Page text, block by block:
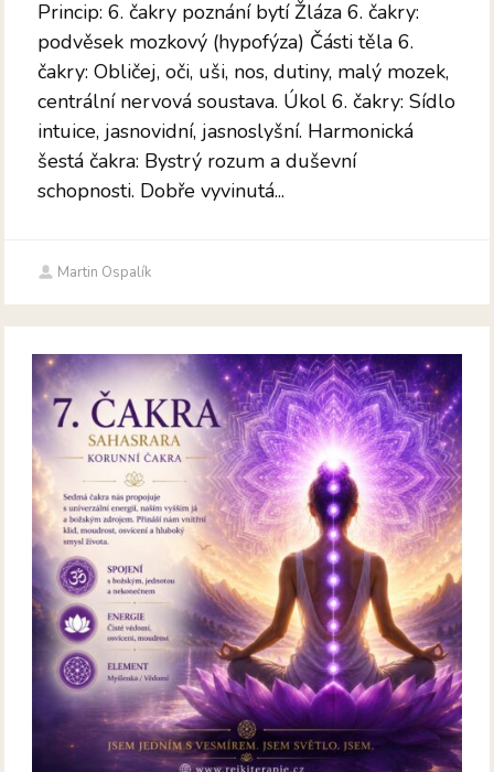
Princip: 6. čakry poznání bytí Žláza 6. čakry:
podvěsek mozkový (hypofýza) Části těla 6.
čakry: Obličej, oči, uši, nos, dutiny, malý mozek,
centrální nervová soustava. Úkol 6. čakry: Sídlo
intuice, jasnovidní, jasnoslyšní. Harmonická
šestá čakra: Bystrý rozum a duševní
schopnosti. Dobře vyvinutá...
Martin Ospalík